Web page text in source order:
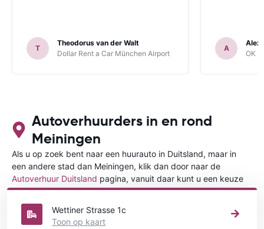
T
Theodorus van der Walt
Dollar Rent a Car München Airport
A
OK
Autoverhuurders in en rond
Meiningen
Als u op zoek bent naar een huurauto in Duitsland, maar in
een andere stad dan Meiningen, klik dan door naar de
Autoverhuur Duitsland pagina, vanuit daar kunt u een keuze
maken in welke stad in Duitsland u een auto huren wilt.
Wettiner Strasse 1c
Toon op kaart